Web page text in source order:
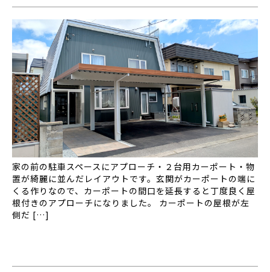
家の前の駐車スペースにアプローチ・２台用カーポート・物
置が綺麗に並んだレイアウトです。玄関がカーポートの端に
くる作りなので、カーポートの間口を延長すると丁度良く屋
根付きのアプローチになりました。 カーポートの屋根が左
側だ […]